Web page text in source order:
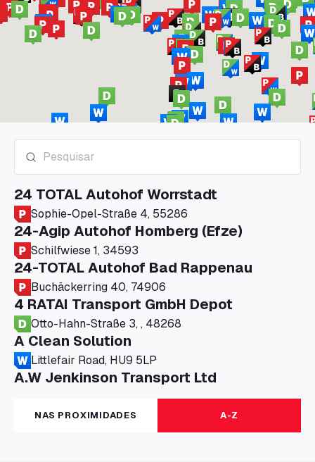
24 TOTAL Autohof Worrstadt
Sophie-Opel-Straße 4, 55286
24-Agip Autohof Homberg (Efze)
Schilfwiese 1, 34593
24-TOTAL Autohof Bad Rappenau
Buchäckerring 40, 74906
4 RATAI Transport GmbH Depot
Otto-Hahn-Straße 3, , 48268
A Clean Solution
Littlefair Road, HU9 5LP
A.W Jenkinson Transport Ltd
Progress House, ME11 5GA
A+G Nettetal - Depot Parking
Am Panneschopp 7, 41334
NAS PROXIMIDADES A-Z